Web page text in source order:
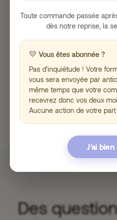
SUPER WOMAN
Des
Toute commande passée
dès notre reprise, la
💛 Vous êtes abonnée ?
Pas d'inquiétude ! Votre
vous sera envoyée par
même temps que votre
recevrez donc vos deux
Aucune action de votre part
J'ai